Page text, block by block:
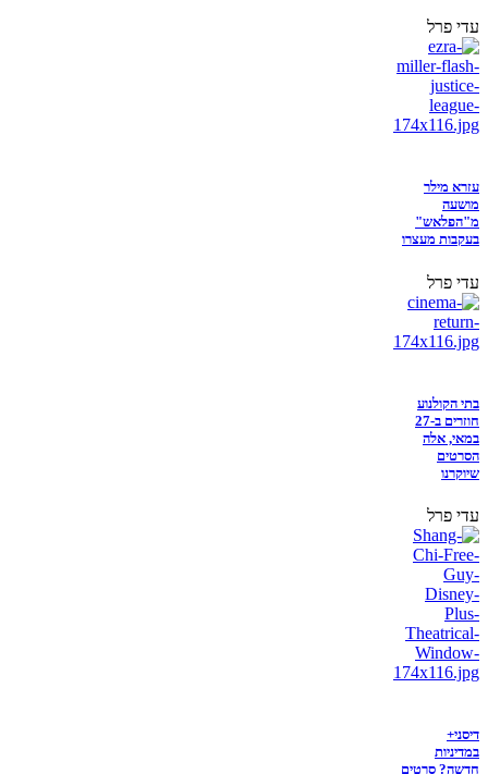
עדי פרל
עזרא מילר
מושעה
מ"הפלאש"
בעקבות מעצרו
עדי פרל
בתי הקולנוע
חוזרים ב-27
במאי, אלה
הסרטים
שיוקרנו
עדי פרל
דיסני+
במדיניות
חדשה? סרטים